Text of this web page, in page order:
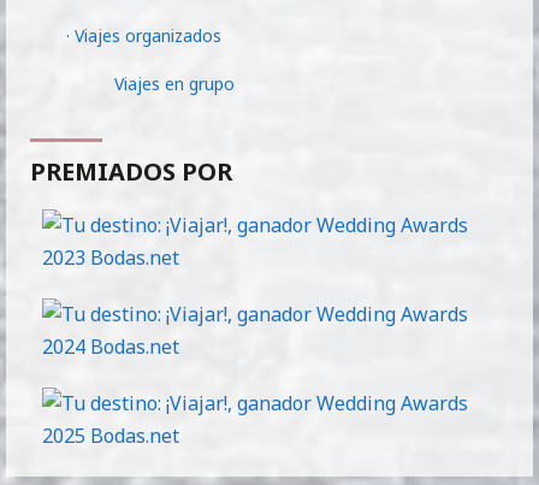
· Viajes organizados
Viajes en grupo
PREMIADOS POR